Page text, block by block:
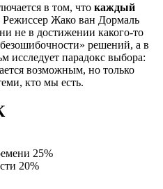
в том, что каждый
Режиссер Жако ван Дормаль
не в достижении какого-то
решений, а в
исследует парадокс выбора:
возможным, но только
кто мы есть.
25%
20%